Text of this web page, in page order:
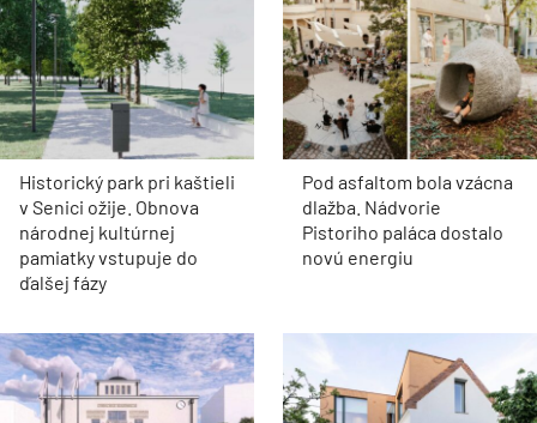
Historický park pri kaštieli
v Senici ožije. Obnova
národnej kultúrnej
pamiatky vstupuje do
ďalšej fázy
Pod asfaltom bola vzácna
dlažba. Nádvorie
Pistoriho paláca dostalo
novú energiu